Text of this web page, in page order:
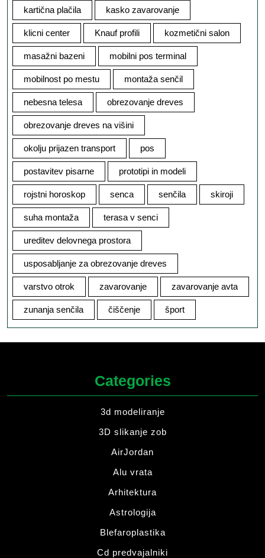
kartična plačila kasko zavarovanje
klicni center Knauf profili kozmetični salon
masažni bazeni mobilni pos terminal
mobilnost po mestu montaža senčil
nebesna telesa obrezovanje dreves
obrezovanje dreves na višini
okolju prijazen transport pos
postavitev pisarne prototipi in modeli
rojstni horoskop senca senčila skiroji
suha montaža terasa v senci
ureditev delovnega prostora
usposabljanje za obrezovanje dreves
varstvo otrok zavarovanje zavarovanje avta
zunanja senčila čiščenje šport
Categories
3d modeliranje
3D slikanje zob
AirJordan
Alu vrata
Arhitektura
Astrologija
Blefaroplastika
Cd predvajalniki